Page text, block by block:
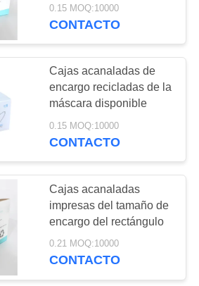
juguetes de
regalo de
0.15 MOQ:10000
CONTACTO
Cajas acanaladas de
encargo recicladas de la
máscara disponible
0.15 MOQ:10000
CONTACTO
Cajas acanaladas
impresas del tamaño de
encargo del rectángulo
0.21 MOQ:10000
CONTACTO